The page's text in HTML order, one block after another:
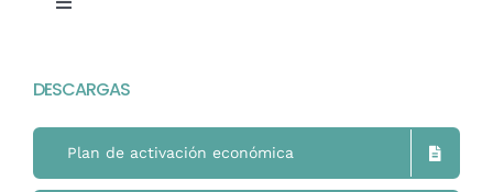
Toggle
Mimukai
DESCARGAS
Plan de activación económica